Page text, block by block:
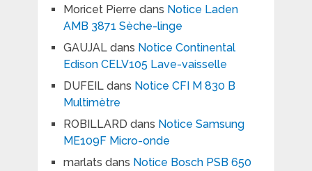
Moricet Pierre dans Notice Laden
AMB 3871 Sèche-linge
GAUJALdans Notice Continental
Edison CELV105 Lave-vaisselle
DUFEILdans Notice CFI M 830 B
Multimètre
ROBILLARD dans Notice Samsung
ME109F Micro-onde
marlats dans Notice Bosch PSB 650